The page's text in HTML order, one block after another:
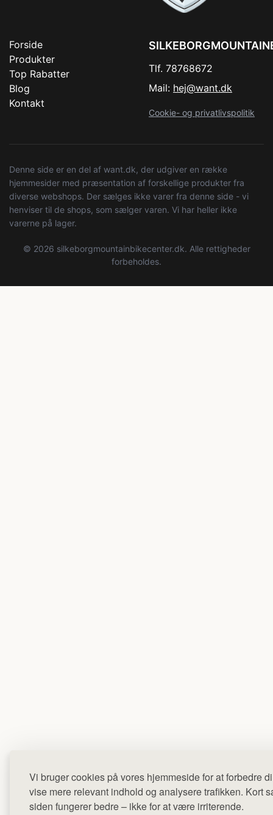
Vi bruger cookies på vores hjemmeside for at forbedre
vise mere relevant indhold og analysere trafikken. Kort
siden fungerer bedre – ikke for at være irriterende.
Forside
Produkter
Top Rabatter
Blog
Kontakt
Tlf. 78768672
Mail: hej@want.dk
Cookie- og privatlivspolitik
Denne side er en del af want.dk, der udgiver en række
hjemmesider med præsentation af forskellige produkter fra
diverse webshops. Der sælges ikke varer fra denne side - vi
henviser til de shops, som sælger varen. Vi har heller ikke
varerne på lager.
© 2026 silkeborgmountainbikecenter.dk. Alle rettigheder
forbeholdes.